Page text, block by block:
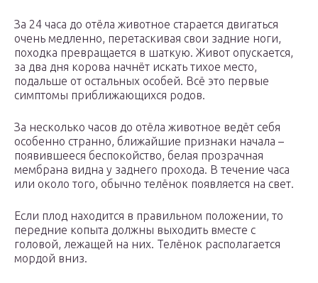
За 24 часа до отёла животное старается двигаться
очень медленно, перетаскивая свои задние ноги,
походка превращается в шаткую. Живот опускается,
за два дня корова начнёт искать тихое место,
подальше от остальных особей. Всё это первые
симптомы приближающихся родов.
За несколько часов до отёла животное ведёт себя
особенно странно, ближайшие признаки начала –
появившееся беспокойство, белая прозрачная
мембрана видна у заднего прохода. В течение часа
или около того, обычно телёнок появляется на свет.
Если плод находится в правильном положении, то
передние копыта должны выходить вместе с
головой, лежащей на них. Телёнок располагается
мордой вниз.